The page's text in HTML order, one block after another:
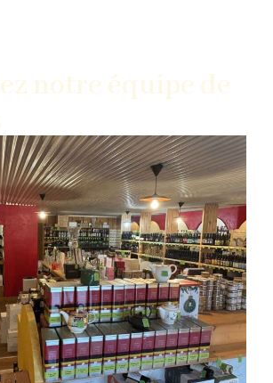
notre équipe de